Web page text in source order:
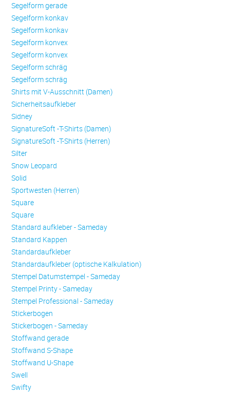
Se­gel­form ge­ra­de
Se­gel­form konkav
Se­gel­form konkav
Se­gel­form konvex
Se­gel­form konvex
Se­gel­form schräg
Se­gel­form schräg
Shirts mit V-Ausschnitt (Damen)
Sicherheitsaufkleber
Sidney
SignatureSoft -T-Shirts (Damen)
SignatureSoft -T-Shirts (Herren)
Silter
Snow Leopard
Solid
Sportwesten (Herren)
Square
Square
Standard aufkleber - Sameday
Standard Kappen
Standardaufkleber
Standardaufkleber (optische Kalkulation)
Stempel Datumstempel - Sameday
Stempel Printy - Sameday
Stempel Professional - Sameday
Stickerbogen
Stickerbogen - Sameday
Stoffwand gerade
Stoffwand S-Shape
Stoffwand U-Shape
Swell
Swifty